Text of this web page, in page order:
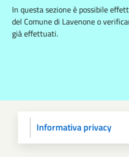
In questa sezione è possibile
del Comune di Lavenone o
già effettuati.
Scegli operazione
Informativa privacy
Dati anagrafici
Paga
Riepilogo